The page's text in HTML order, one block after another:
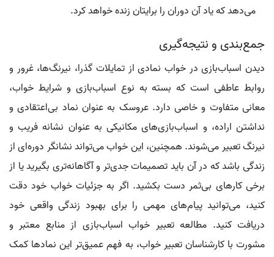
می‌دهد که یاد آن دوران را برایتان زنده خواهد کرد.
جمع‌بندی و نتیجه‌گیری
دیدن اسباب‌بازی در خواب نمادی از تمایلات گذرا، نیرنگ‌ها، غرور و
روابط عاطفی است که بسته به نوع اسباب‌بازی و شرایط خواب،
معانی متفاوت و خاصی دارد. عروسک به عنوان نماد بی‌اعتقادی و
نداشتن اراده، و اسباب‌بازی‌های مکانیکی به عنوان نشانه فریب و
نیرنگ تعبیر می‌شوند. همچنین، این خواب می‌تواند نشانگر دوره‌ای از
زندگی باشد که در آن باید تصمیمات جدی‌تر و آگاهانه‌تری بگیرید یا از
برخی کارهای بی‌ثمر دست بکشید. اگر به جزئیات خواب خود دقت
کنید، می‌توانید پیام‌های مهمی را برای بهبود زندگی واقعی خود
دریافت کنید. مطالعه تعبیر خواب اسباب‌بازی از منابع معتبر و
مشورت با کارشناسان تعبیر خواب، به فهم عمیق‌تر این نمادها کمک